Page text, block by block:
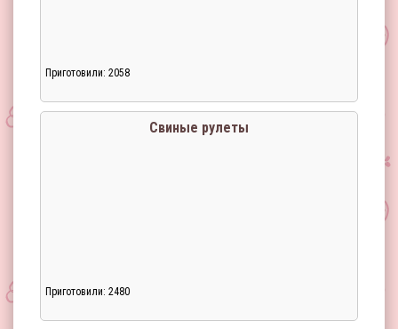
Приготовили: 2058
Свиные рулеты
Приготовили: 2480